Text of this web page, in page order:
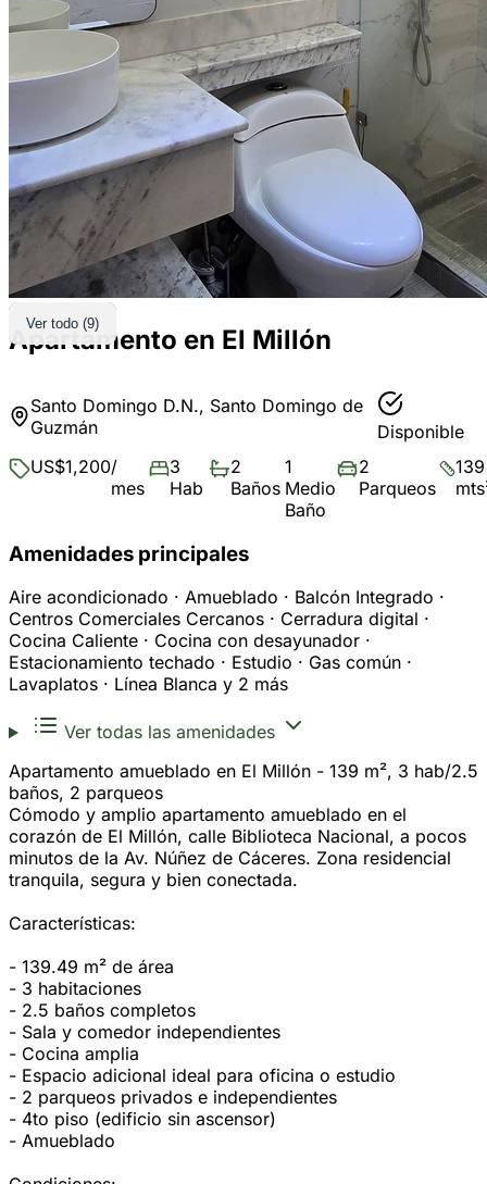
Ver todo (9)
Apartamento en El Millón
Santo Domingo D.N., Santo Domingo de
Guzmán
Disponible
US$1,200/
mes
3
Hab
2
Baños
1
Medio
Baño
2
Parqueos
139
Amenidades principales
Aire acondicionado · Amueblado · Balcón Integrado ·
Centros Comerciales Cercanos · Cerradura digital ·
Cocina Caliente · Cocina con desayunador ·
Estacionamiento techado · Estudio · Gas común ·
Lavaplatos · Línea Blanca y 2 más
Ver todas las amenidades
Apartamento amueblado en El Millón - 139 m², 3 hab/2.5
baños, 2 parqueos
Cómodo y amplio apartamento amueblado en el
corazón de El Millón, calle Biblioteca Nacional, a pocos
minutos de la Av. Núñez de Cáceres. Zona residencial
tranquila, segura y bien conectada.
Características:
- 139.49 m² de área
- 3 habitaciones
- 2.5 baños completos
- Sala y comedor independientes
- Cocina amplia
- Espacio adicional ideal para oficina o estudio
- 2 parqueos privados e independientes
- 4to piso (edificio sin ascensor)
- Amueblado